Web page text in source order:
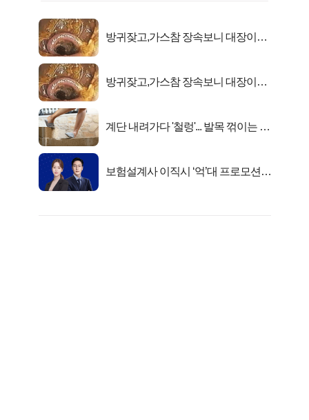
방귀잦고,가스참 장속보니 대장이아
방귀잦고,가스참 장속보니 대장이아
계단 내려가다 '철렁'... 발목 꺾이는 이
보험설계사 이직시 ‘억’대 프로모션!